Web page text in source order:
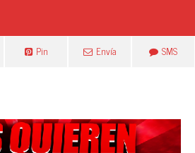
Pin Envía SMS